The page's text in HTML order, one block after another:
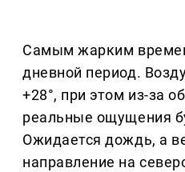
Самым жарким
дневной период.
+28°, при этом из-за
реальные ощущения
Ожидается дождь, а
направление на